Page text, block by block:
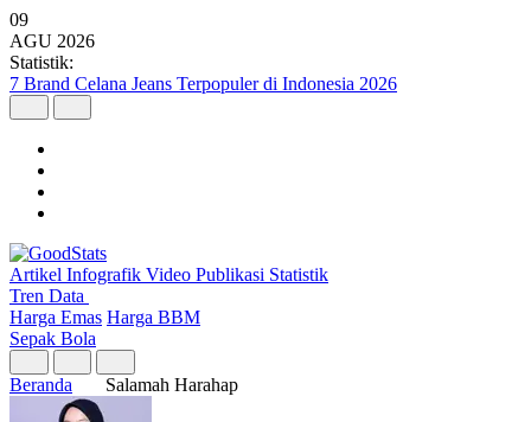
09
AGU 2026
Statistik:
7 Brand Celana Jeans Terpopuler di Indonesia 2026
Artikel Infografik Video Publikasi Statistik
Tren Data
Harga Emas Harga BBM
Sepak Bola
Beranda Salamah Harahap